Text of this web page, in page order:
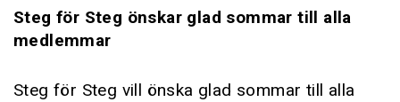
Steg för Steg önskar glad sommar till alla
medlemmar
Steg för Steg vill önska glad sommar till alla